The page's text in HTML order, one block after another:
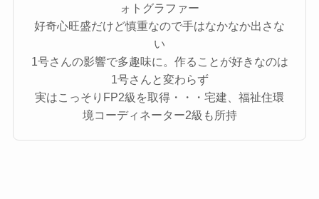
ォトグラファー
好奇心旺盛だけど慎重なので手はなかなか出さな
い
1号さんの影響で多趣味に。作ることが好きなのは
1号さんと変わらず
実はこっそりFP2級を取得・・・宅建、福祉住環
境コーディネーター2級も所持